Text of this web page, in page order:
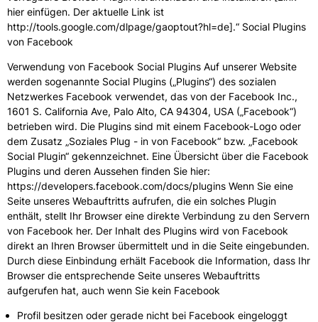
hier einfügen. Der aktuelle Link ist
http://tools.google.com/dlpage/gaoptout?hl=de].“ Social Plugins
von Facebook
Verwendung von Facebook Social Plugins Auf unserer Website
werden sogenannte Social Plugins („Plugins“) des sozialen
Netzwerkes Facebook verwendet, das von der Facebook Inc.,
1601 S. California Ave, Palo Alto, CA 94304, USA („Facebook“)
betrieben wird. Die Plugins sind mit einem Facebook-Logo oder
dem Zusatz „Soziales Plug - in von Facebook“ bzw. „Facebook
Social Plugin“ gekennzeichnet. Eine Übersicht über die Facebook
Plugins und deren Aussehen finden Sie hier:
https://developers.facebook.com/docs/plugins Wenn Sie eine
Seite unseres Webauftritts aufrufen, die ein solches Plugin
enthält, stellt Ihr Browser eine direkte Verbindung zu den Servern
von Facebook her. Der Inhalt des Plugins wird von Facebook
direkt an Ihren Browser übermittelt und in die Seite eingebunden.
Durch diese Einbindung erhält Facebook die Information, dass Ihr
Browser die entsprechende Seite unseres Webauftritts
aufgerufen hat, auch wenn Sie kein Facebook
Profil besitzen oder gerade nicht bei Facebook eingeloggt